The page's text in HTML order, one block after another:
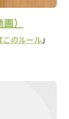
）
のルール 」